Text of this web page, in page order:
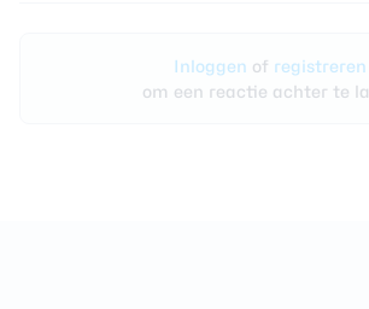
Inloggen of registreren
om een reactie achter te